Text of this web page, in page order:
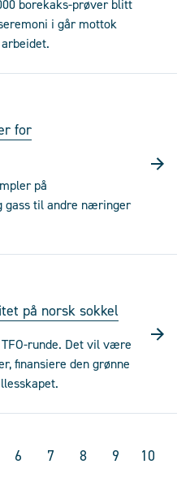
borekaks-prøver blitt
i går mottok
for
på
gass til andre næringer
på norsk sokkel
runde. Det vil være
finansiere den grønne
6 7 8 9
10